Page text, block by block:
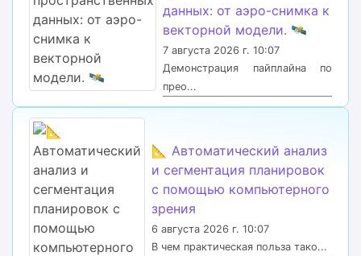
данных: от аэро-снимка к
векторной модели. 🛰
7 августа 2026 г. 10:07
Демонстрация пайплайна по
прео...
📐 Автоматический анализ
и сегментация планировок
с помощью компьютерного
зрения
6 августа 2026 г. 10:07
В чем практическая польза тако...